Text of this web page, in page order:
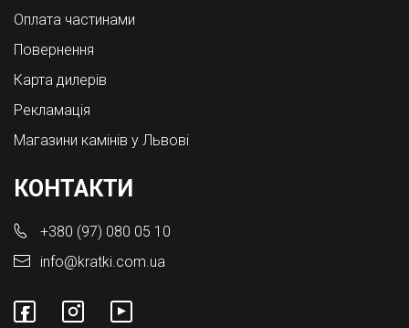
Оплата частинами
Повернення
Карта дилерів
Рекламація
Магазини камінів у Львові
КОНТАКТИ
+380 (97) 080 05 10
info@kratki.com.ua